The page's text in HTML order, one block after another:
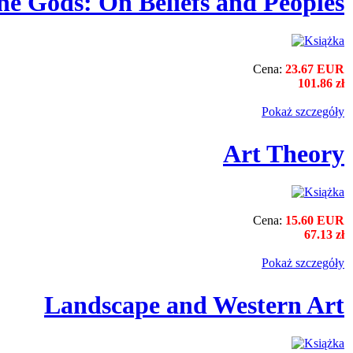
Cena: 23.67 EUR
101.86 zł
Pokaż szczegόły
Art Theory
Cena: 15.60 EUR
67.13 zł
Pokaż szczegόły
Landscape and Western Art